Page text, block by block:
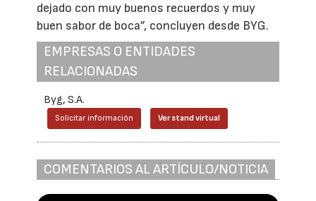
dejado con muy buenos recuerdos y muy
buen sabor de boca”, concluyen desde BYG.
EMPRESAS O ENTIDADES
RELACIONADAS
Byg, S.A.
Solicitar información Ver stand virtual
COMENTARIOS AL ARTÍCULO/NOTICIA